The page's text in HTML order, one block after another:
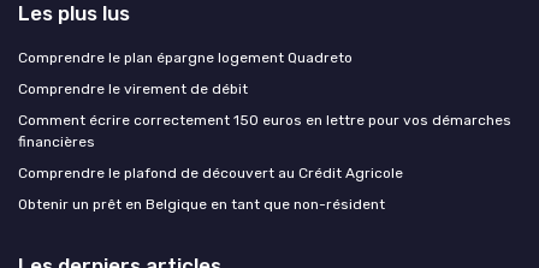
Les plus lus
Comprendre le plan épargne logement Quadreto
Comprendre le virement de débit
Comment écrire correctement 150 euros en lettre pour vos démarches
financières
Comprendre le plafond de découvert au Crédit Agricole
Obtenir un prêt en Belgique en tant que non-résident